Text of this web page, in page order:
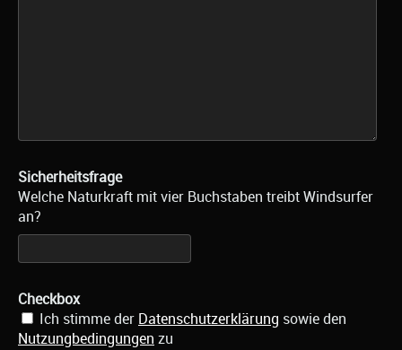
Sicherheitsfrage
Welche Naturkraft mit vier Buchstaben treibt Windsurfer
an?
Checkbox
Ich stimme der Datenschutzerklärung sowie den
Nutzungbedingungen zu